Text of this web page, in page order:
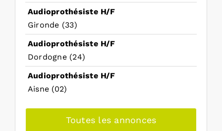
Audioprothésiste H/F
Gironde (33)
Audioprothésiste H/F
Dordogne (24)
Audioprothésiste H/F
Aisne (02)
Toutes les annonces